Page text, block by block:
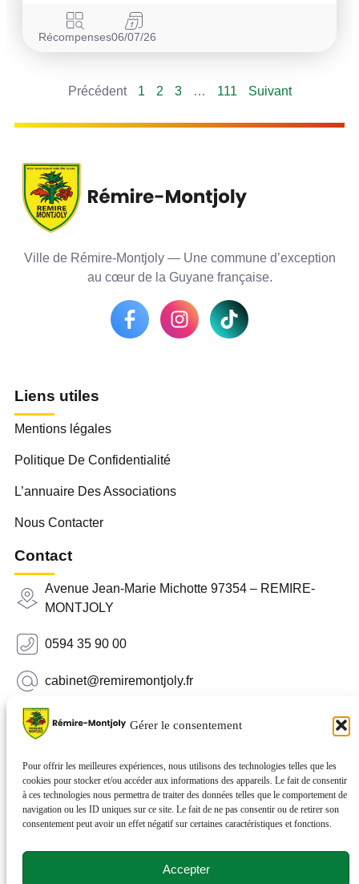
Gérer le consentement
Pour offrir les meilleures expériences, nous utilisons des technologies telles que les
cookies pour stocker et/ou accéder aux informations des appareils. Le fait de consentir
à ces technologies nous permettra de traiter des données telles que le comportement de
navigation ou les ID uniques sur ce site. Le fait de ne pas consentir ou de retirer son
consentement peut avoir un effet négatif sur certaines caractéristiques et fonctions.
Accepter
Récompenses06/07/26
Précédent 1 2 3 … 111 Suivant
Ville de Rémire-Montjoly — Une commune d’exception
au cœur de la Guyane française.
Liens utiles
Mentions légales
Politique De Confidentialité
L’annuaire Des Associations
Nous Contacter
Contact
Avenue Jean-Marie Michotte 97354 – REMIRE-
MONTJOLY
0594 35 90 00
cabinet@remiremontjoly.fr
Newsletter
nouvelles de votre commune.